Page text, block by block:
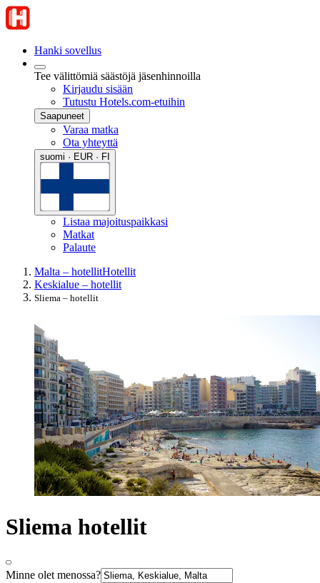
Hanki sovellus
Tee välittömiä säästöjä jäsenhinnoilla
Kirjaudu sisään
Tutustu Hotels.com-etuihin
Saapuneet
Varaa matka
Ota yhteyttä
suomi · EUR · FI
Listaa majoituspaikkasi
Matkat
Palaute
Malta – hotellitHotellit
Keskialue – hotellit
Sliema – hotellit
Sliema hotellit
Minne olet menossa?